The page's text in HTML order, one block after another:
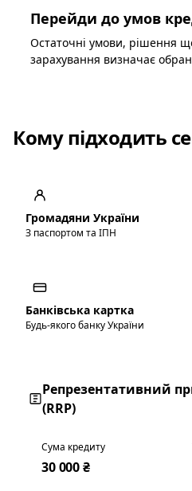
Перейди до умов
Остаточні умови, рішення
зарахування визначає
Кому підходить
Громадяни України
З паспортом та ІПН
Банківська картка
Будь-якого банку України
Репрезентативний
(RRP)
Сума кредиту
30 000 ₴